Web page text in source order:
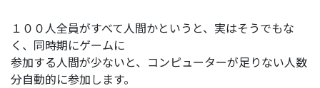
１００人全員がすべて人間かというと、実はそうでもな
く、同時期にゲームに
参加する人間が少ないと、コンピューターが足りない人数
分自動的に参加します。